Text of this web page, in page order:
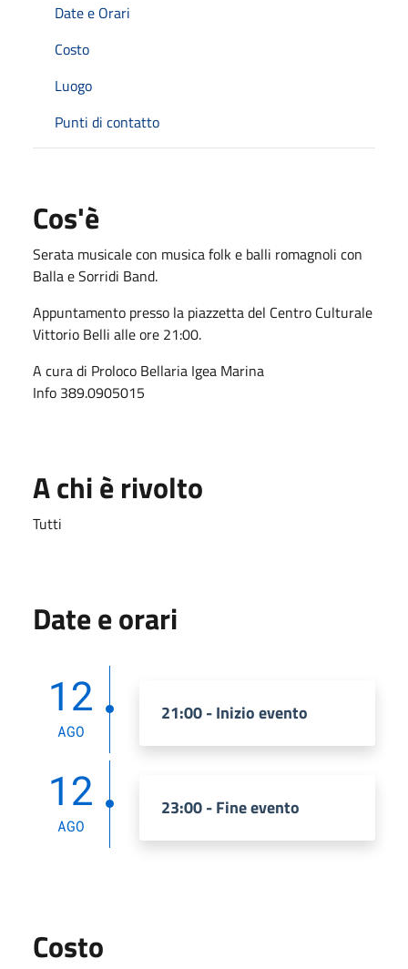
Date e Orari
Costo
Luogo
Punti di contatto
Cos'è
Serata musicale con musica folk e balli romagnoli con
Balla e Sorridi Band.
Appuntamento presso la piazzetta del Centro Culturale
Vittorio Belli alle ore 21:00.
A cura di Proloco Bellaria Igea Marina
Info 389.0905015
A chi è rivolto
Tutti
Date e orari
12
AGO
21:00 - Inizio evento
12
AGO
23:00 - Fine evento
Costo